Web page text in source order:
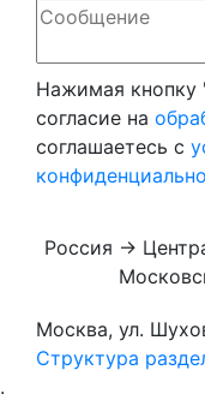
Нажимая кнопку
согласие на
соглашаетесь с
Россия →
Москва, ул.
Структура
.